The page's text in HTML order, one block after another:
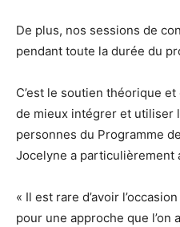
De plus, nos sessions de
pendant toute la durée du
C’est le soutien théorique
de mieux intégrer et utiliser
personnes du Programme
Jocelyne a particulièrement
« Il est rare d’avoir
pour une approche que l’on